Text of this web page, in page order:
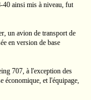
40 ainsi mis à niveau, fut
un avion de transport de
en version de base
707, à l'exception des
économique, et l'équipage,